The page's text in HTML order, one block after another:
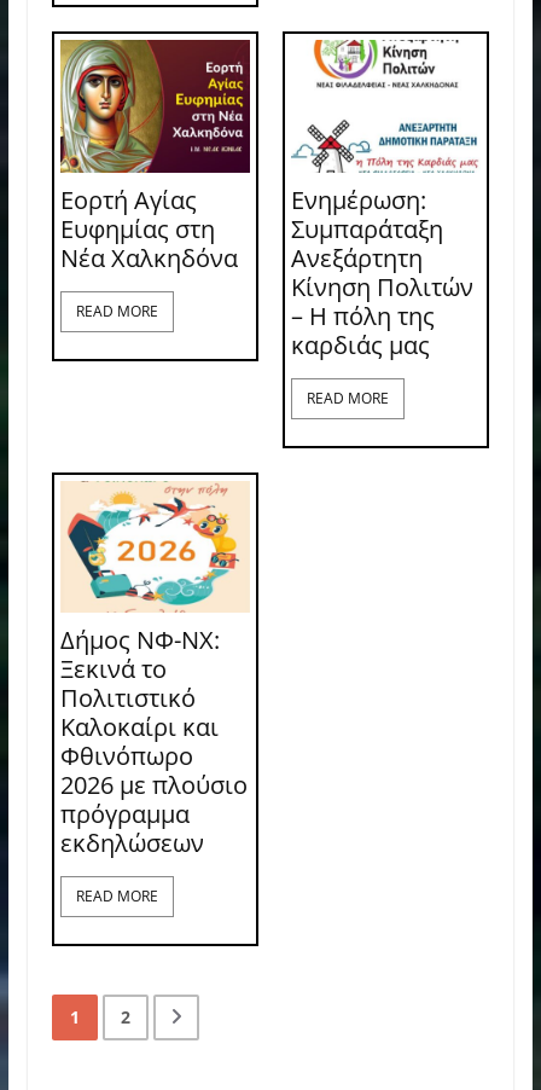
Εορτή Αγίας
Ευφημίας στη
Νέα Χαλκηδόνα
READ MORE
Ενημέρωση:
Συμπαράταξη
Ανεξάρτητη
Κίνηση Πολιτών
– Η πόλη της
καρδιάς μας
READ MORE
Δήμος ΝΦ-ΝΧ:
Ξεκινά το
Πολιτιστικό
Καλοκαίρι και
Φθινόπωρο
2026 με πλούσιο
πρόγραμμα
εκδηλώσεων
READ MORE
1 2